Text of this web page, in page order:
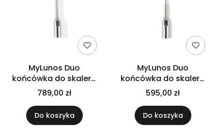
MyLunos Duo
końcówka do skalera
Tip ICS
789,00 zł
Do koszyka
MyLunos Duo
końcówka do skalera
Tip P10
595,00 zł
Do koszyka